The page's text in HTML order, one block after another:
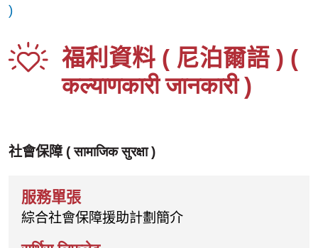
)
福利資料 ( 尼泊爾語 ) (
कल्याणकारी जानकारी)
社會保障 (सामाजिक सुरक्षा)
綜合社會保障援助計劃簡介